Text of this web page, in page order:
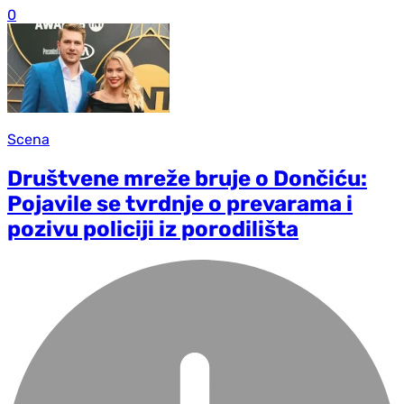
0
Scena
Društvene mreže bruje o Dončiću:
Pojavile se tvrdnje o prevarama i
pozivu policiji iz porodilišta